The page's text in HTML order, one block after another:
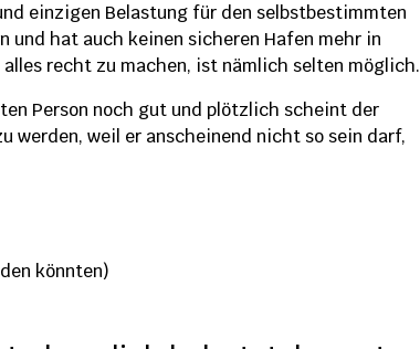
einzigen Belastung für den selbstbestimmten
hat auch keinen sicheren Hafen mehr in
recht zu machen, ist nämlich selten möglich.
Person noch gut und plötzlich scheint der
werden, weil er anscheinend nicht so sein darf,
könnten)